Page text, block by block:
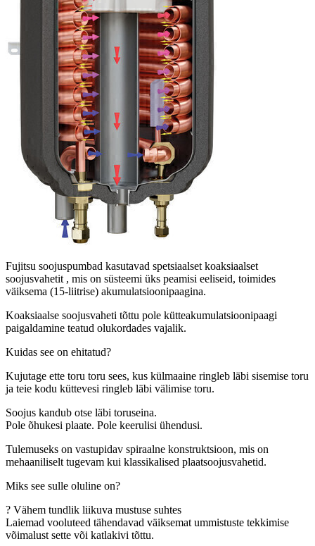
Fujitsu soojuspumbad kasutavad spetsiaalset koaksiaalset
soojusvahetit , mis on süsteemi üks peamisi eeliseid, toimides
väiksema (15-liitrise) akumulatsioonipaagina.
Koaksiaalse soojusvaheti tõttu pole kütteakumulatsioonipaagi
paigaldamine teatud olukordades vajalik.
Kuidas see on ehitatud?
Kujutage ette toru toru sees, kus külmaaine ringleb läbi sisemise toru
ja teie kodu küttevesi ringleb läbi välimise toru.
Soojus kandub otse läbi toruseina.
Pole õhukesi plaate. Pole keerulisi ühendusi.
Tulemuseks on vastupidav spiraalne konstruktsioon, mis on
mehaaniliselt tugevam kui klassikalised plaatsoojusvahetid.
Miks see sulle oluline on?
? Vähem tundlik liikuva mustuse suhtes
Laiemad vooluteed tähendavad väiksemat ummistuste tekkimise
võimalust sette või katlakivi tõttu.